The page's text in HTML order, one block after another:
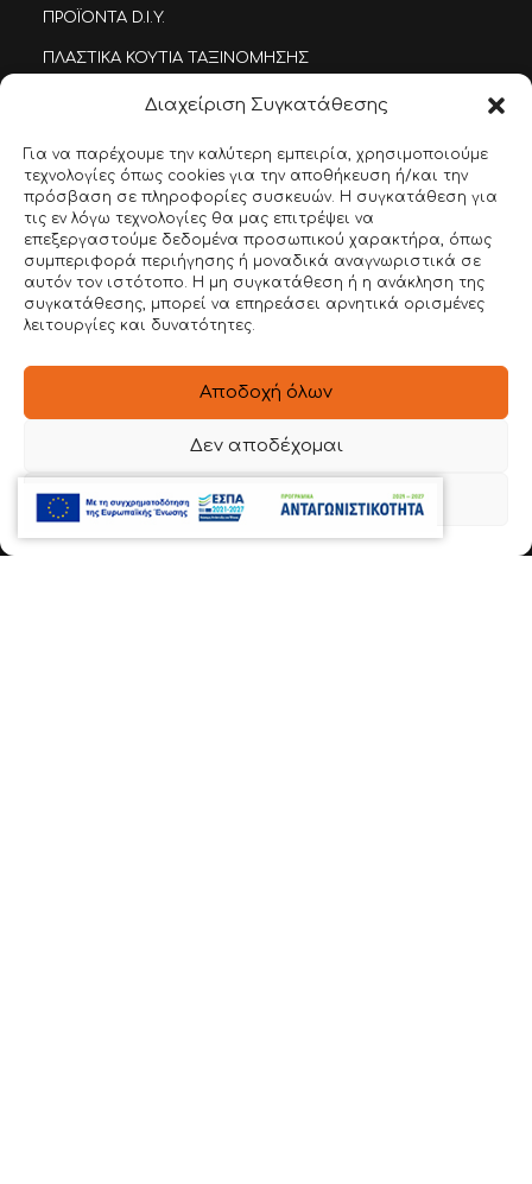
Διαχείριση Συγκατάθεσης
Για να παρέχουμε την καλύτερη εμπειρία, χρησιμοποιούμε
τεχνολογίες όπως cookies για την αποθήκευση ή/και την
πρόσβαση σε πληροφορίες συσκευών. Η συγκατάθεση για
τις εν λόγω τεχνολογίες θα μας επιτρέψει να
επεξεργαστούμε δεδομένα προσωπικού χαρακτήρα, όπως
συμπεριφορά περιήγησης ή μοναδικά αναγνωριστικά σε
αυτόν τον ιστότοπο. Η μη συγκατάθεση ή η ανάκληση της
συγκατάθεσης, μπορεί να επηρεάσει αρνητικά ορισμένες
λειτουργίες και δυνατότητες.
Αποδοχή όλων
Δεν αποδέχομαι
Προβολή προτιμήσεων
ΠΡΟΪΟΝΤΑ D.I.Y.
ΠΛΑΣΤΙΚΑ ΚΟΥΤΙΑ ΤΑΞΙΝΟΜΗΣΗΣ
ΜΕΤΑΛΛΙΚΕΣ ΣΥΡΤΑΡΟΘΗΚΕΣ
ΣΥΣΤΗΜΑ DEMI RACK
ΙΜΑΤΙΟΘΗΚΕΣ & ΠΑΓΚΟΙ ΑΠΟΔΥΤΗΡΙΩΝ
ΠΑΓΚΟΙ ΕΡΓΑΣΙΑΣ
INOX DEMI-RACK
SITEMAP
ΑΡΧΙΚΗ
BOPLAN
ΥΠΗΡΕΣΙΕΣ